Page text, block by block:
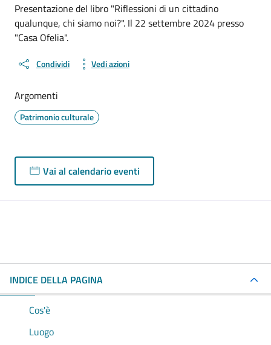
Presentazione del libro "Riflessioni di un cittadino
qualunque, chi siamo noi?". Il 22 settembre 2024 presso
"Casa Ofelia".
Condividi Vedi azioni
Argomenti
Patrimonio culturale
Vai al calendario eventi
INDICE DELLA PAGINA
Cos'è
Luogo